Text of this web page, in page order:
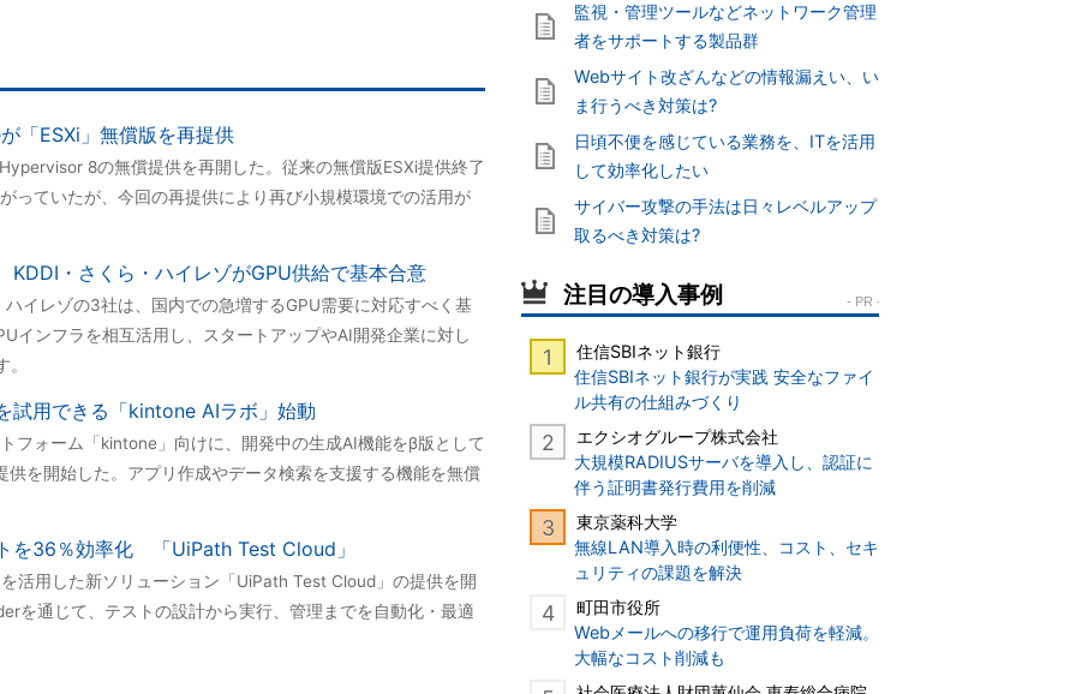
「ESXi」無償版を再提供
8の無償提供を再開した。従来の無償版ESXi提供終了
っていたが、今回の再提供により再び小規模環境での活用が
・さくら・ハイレゾがGPU供給で基本合意
イレゾの3社は、国内での急増するGPU需要に対応すべく基
インフラを相互活用し、スタートアップやAI開発企業に対し
試用できる「kintone AIラボ」始動
フォーム「kintone」向けに、開発中の生成AI機能をβ版として
を開始した。アプリ作成やデータ検索を支援する機能を無償
を36％効率化 「UiPath Test Cloud」
活用した新ソリューション「UiPath Test Cloud」の提供を開
を通じて、テストの設計から実行、管理までを自動化・最適
監視・管理ツールなどネットワーク管理
者をサポートする製品群
Webサイト改ざんなどの情報漏えい、い
ま行うべき対策は?
日頃不便を感じている業務を、ITを活用
して効率化したい
サイバー攻撃の手法は日々レベルアップ
取るべき対策は?